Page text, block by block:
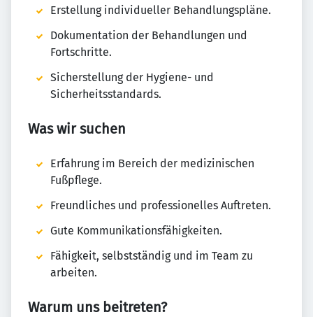
Erstellung individueller Behandlungspläne.
Dokumentation der Behandlungen und
Fortschritte.
Sicherstellung der Hygiene- und
Sicherheitsstandards.
Was wir suchen
Erfahrung im Bereich der medizinischen
Fußpflege.
Freundliches und professionelles Auftreten.
Gute Kommunikationsfähigkeiten.
Fähigkeit, selbstständig und im Team zu
arbeiten.
Warum uns beitreten?